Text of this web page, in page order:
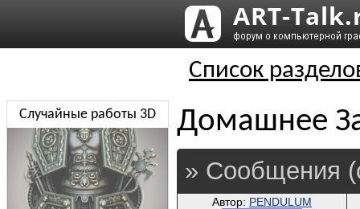
Список
Домашнее
» Сообщения
Автор: PENDULUM
Случайные работы 3D